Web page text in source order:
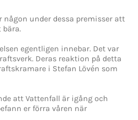
under dessa premisser att
bära.
egentligen innebar. Det var
Deras reaktion på detta
i Stefan Lövén som
att Vattenfall är igång och
er förra våren när